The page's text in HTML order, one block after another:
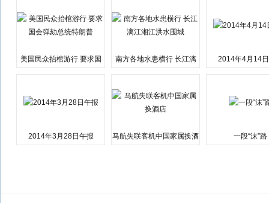
美国民众抬棺游行 要求国
南方各地水患横行 长江漓
2014年4月14
2014年3月28日午报
马航失联客机中国家属换酒
一段“沫”路